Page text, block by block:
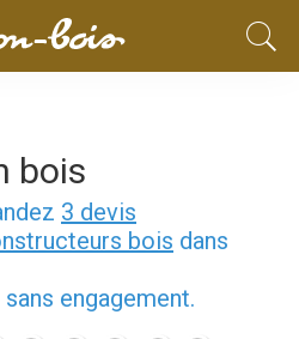
bois
3 devis
bois dans
engagement.